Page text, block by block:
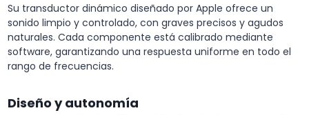
Su transductor dinámico diseñado por Apple ofrece un
sonido limpio y controlado, con graves precisos y agudos
naturales. Cada componente está calibrado mediante
software, garantizando una respuesta uniforme en todo el
rango de frecuencias.
Diseño y autonomía